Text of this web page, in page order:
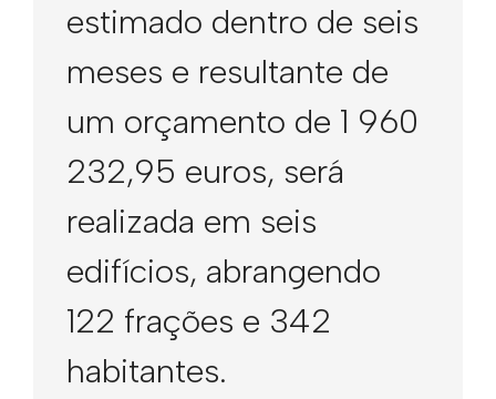
estimado dentro de seis
meses e resultante de
um orçamento de 1 960
232,95‬ euros, será
realizada em seis
edifícios, abrangendo
122 frações e 342
habitantes.